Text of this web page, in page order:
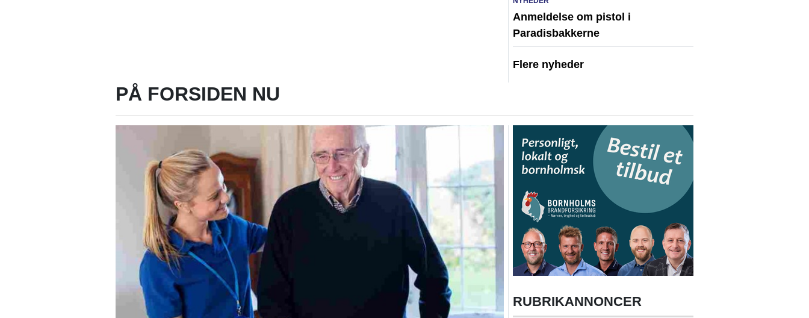
Anmeldelse om pistol i
Paradisbakkerne
Flere nyheder
PÅ FORSIDEN NU
RUBRIKANNONCER